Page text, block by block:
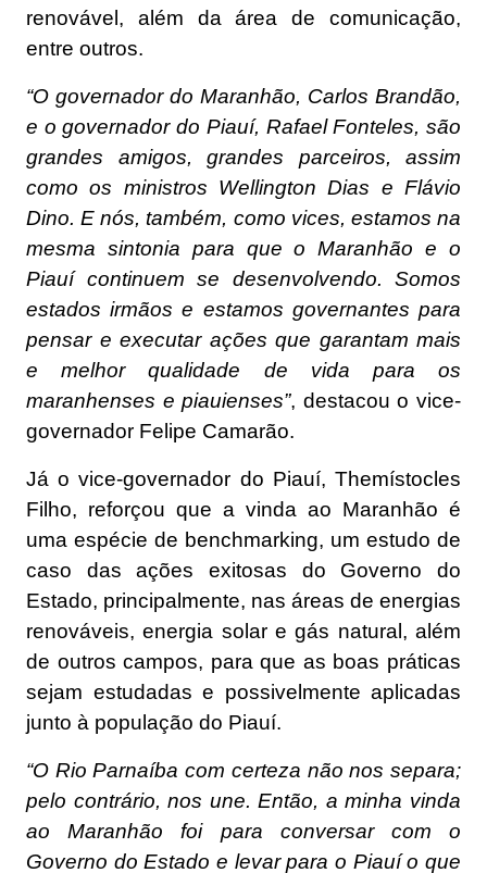
renovável, além da área de comunicação,
entre outros.
“O governador do Maranhão, Carlos Brandão,
e o governador do Piauí, Rafael Fonteles, são
grandes amigos, grandes parceiros, assim
como os ministros Wellington Dias e Flávio
Dino. E nós, também, como vices, estamos na
mesma sintonia para que o Maranhão e o
Piauí continuem se desenvolvendo. Somos
estados irmãos e estamos governantes para
pensar e executar ações que garantam mais
e melhor qualidade de vida para os
maranhenses e piauienses”, destacou o vice-
governador Felipe Camarão.
Já o vice-governador do Piauí, Themístocles
Filho, reforçou que a vinda ao Maranhão é
uma espécie de benchmarking, um estudo de
caso das ações exitosas do Governo do
Estado, principalmente, nas áreas de energias
renováveis, energia solar e gás natural, além
de outros campos, para que as boas práticas
sejam estudadas e possivelmente aplicadas
junto à população do Piauí.
“O Rio Parnaíba com certeza não nos separa;
pelo contrário, nos une. Então, a minha vinda
ao Maranhão foi para conversar com o
Governo do Estado e levar para o Piauí o que